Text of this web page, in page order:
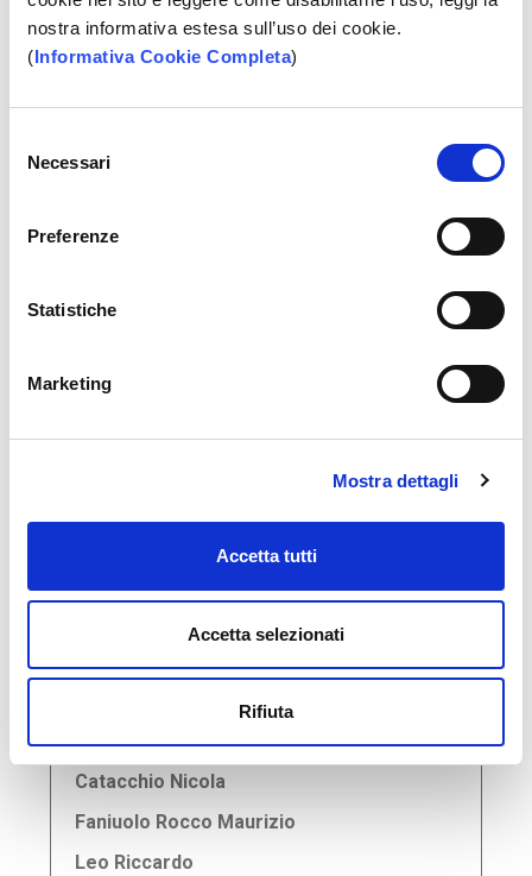
nostra informativa estesa sull’uso dei cookie.
(Informativa Cookie Completa)
delNecessari
Preferenze
Statistiche
Marketing
Mostra dettagli
Accetta tutti
Accetta selezionati
Rifiuta
Tel: 0825 457225
Cell: 349 5795141
Travaglione Immacolata
Balsamo Giacinto Piero - Responsabile
Caiaffa Francesco Eugenio
Catacchio Nicola
Faniuolo Rocco Maurizio
Leo Riccardo